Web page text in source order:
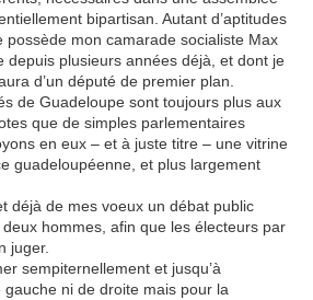
bipartisan. Autant d’aptitudes
possède mon camarade socialiste Max
depuis plusieurs années déjà, et dont je
d’un député de premier plan.
de Guadeloupe sont toujours plus aux
que de simples parlementaires
en eux – et à juste titre – une vitrine
guadeloupéenne, et plus largement
déjà de mes voeux un débat public
hommes, afin que les électeurs par
juger.
sempiternellement et jusqu’à
gauche ni de droite mais pour la